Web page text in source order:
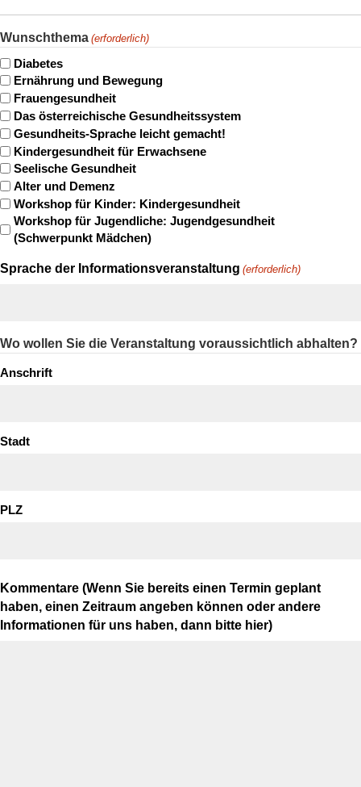
Wunschthema (erforderlich)
Diabetes
Ernährung und Bewegung
Frauengesundheit
Das österreichische Gesundheitssystem
Gesundheits-Sprache leicht gemacht!
Kindergesundheit für Erwachsene
Seelische Gesundheit
Alter und Demenz
Workshop für Kinder: Kindergesundheit
Workshop für Jugendliche: Jugendgesundheit
(Schwerpunkt Mädchen)
Sprache der Informationsveranstaltung (erforderlich)
Wo wollen Sie die Veranstaltung voraussichtlich abhalten?
Anschrift
Stadt
PLZ
Kommentare (Wenn Sie bereits einen Termin geplant
haben, einen Zeitraum angeben können oder andere
Informationen für uns haben, dann bitte hier)